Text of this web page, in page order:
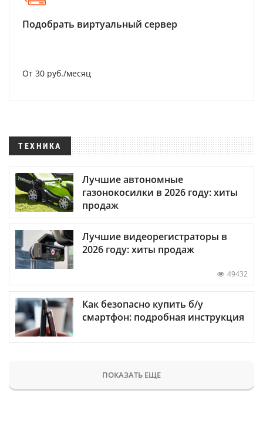
Подобрать виртуальный сервер
От 30 руб./месяц
ТЕХНИКА
Лучшие автономные
газонокосилки в 2026 году: хиты
продаж
Лучшие видеорегистраторы в
2026 году: хиты продаж
49432
Как безопасно купить б/у
смартфон: подробная инструкция
ПОКАЗАТЬ ЕЩЕ